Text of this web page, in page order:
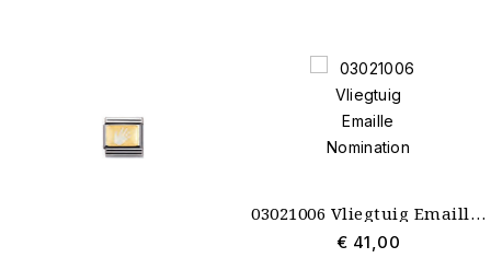
03021006 Vliegtuig Emaille Nomination
€ 41,00